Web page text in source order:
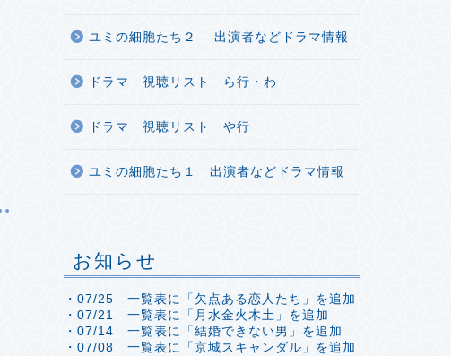
ユミの細胞たち２ 出演者などドラマ情報
ドラマ 視聴リスト ら行・わ
ドラマ 視聴リスト や行
ユミの細胞たち１ 出演者などドラマ情報
お知らせ
・07/25 一覧表に「欠点ある恋人たち」を追加
・07/21 一覧表に「月水金火木土」を追加
・07/14 一覧表に「結婚できない男」を追加
・07/08 一覧表に「京城スキャンダル」を追加